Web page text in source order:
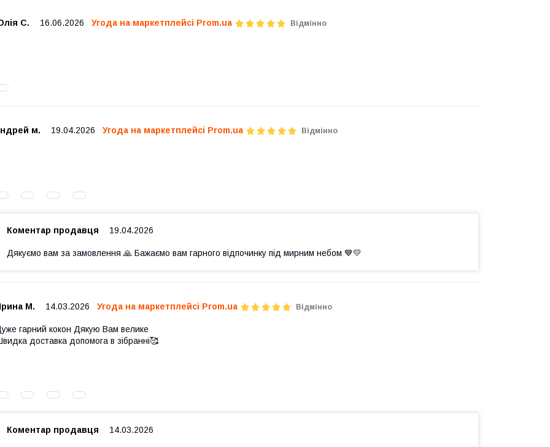
С. 16.06.2026 Угода на маркетплейсі Prom.ua Відмінно
м. 19.04.2026 Угода на маркетплейсі Prom.ua Відмінно
Коментар продавця 19.04.2026
Дякуємо вам за замовлення 🙏 Бажаємо вам гарного відпочинку під мирним небом 💙💛
М. 14.03.2026 Угода на маркетплейсі Prom.ua Відмінно
гарний кокон Дякую Вам велике
доставка допомога в зібранні🥰
Коментар продавця 14.03.2026